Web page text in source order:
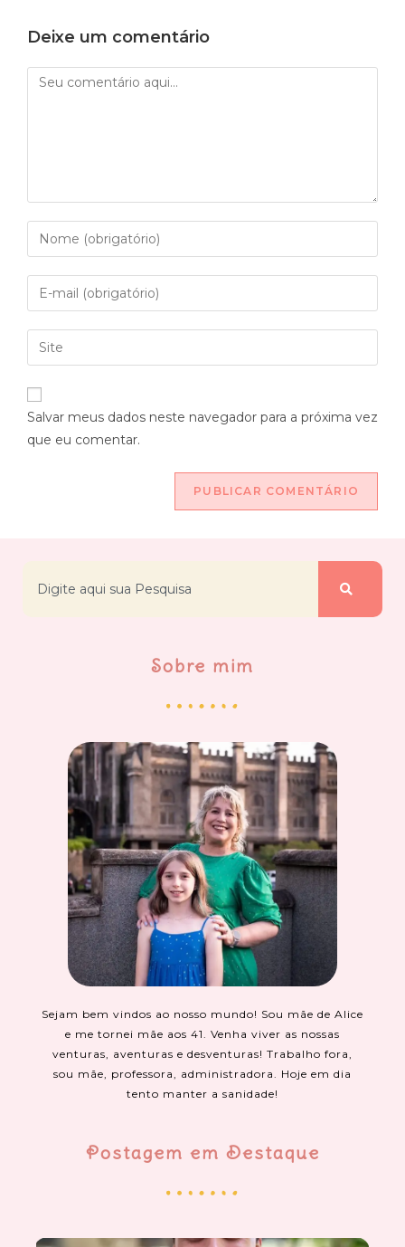
Deixe um comentário
Salvar meus dados neste navegador para a próxima vez
que eu comentar.
Sobre mim
Sejam bem vindos ao nosso mundo! Sou mãe de Alice
e me tornei mãe aos 41. Venha viver as nossas
venturas, aventuras e desventuras! Trabalho fora,
sou mãe, professora, administradora. Hoje em dia
tento manter a sanidade!
Postagem em Destaque